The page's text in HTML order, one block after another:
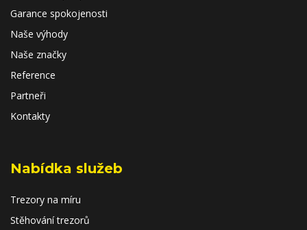
Garance spokojenosti
Naše výhody
Naše značky
Reference
Partneři
Kontakty
Nabídka služeb
Trezory na míru
Stěhování trezorů